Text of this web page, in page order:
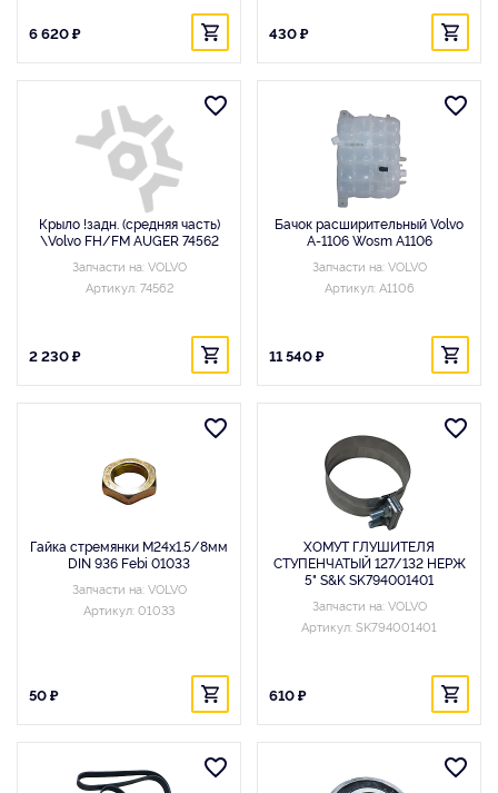
6 620 ₽ 430 ₽
Крыло !задн. (средняя часть)
\Volvo FH/FM AUGER 74562
Запчасти на: VOLVO
Артикул: 74562
2 230 ₽
Бачок расширительный Volvo
A-1106 Wosm A1106
Запчасти на: VOLVO
Артикул: A1106
11 540 ₽
Гайка стремянки M24x1.5/8мм
DIN 936 Febi 01033
Запчасти на: VOLVO
Артикул: 01033
50 ₽
ХОМУТ ГЛУШИТЕЛЯ
СТУПЕНЧАТЫЙ 127/132 НЕРЖ
5" S&K SK794001401
Запчасти на: VOLVO
Артикул: SK794001401
610 ₽